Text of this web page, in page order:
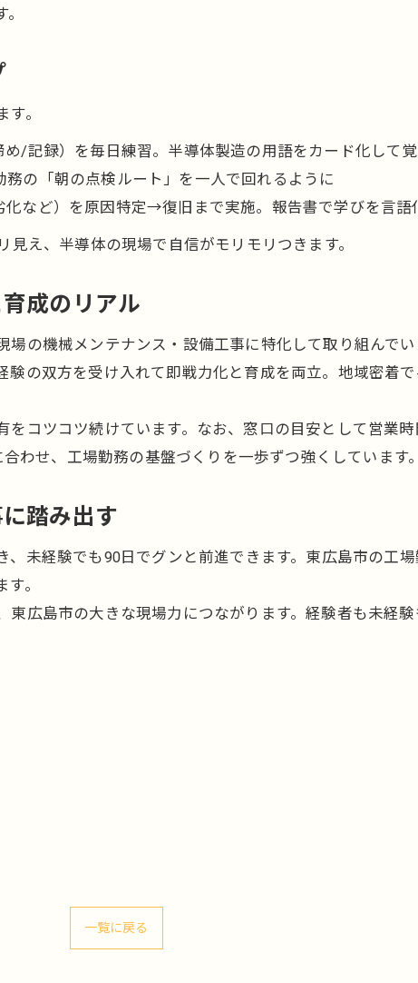
。
/記録）を毎日練習。半導体製造の用語をカード化して
の「朝の点検ルート」を一人で回れるように
など）を原因特定→復旧まで実施。報告書で学びを言語
え、半導体の現場で自信がモリモリつきます。
成のリアル
場の機械メンテナンス・設備工事に特化して取り組んで
の双方を受け入れて即戦力化と育成を両立。地域密着
コツコツ続けています。なお、窓口の目安として営業時
わせ、工場勤務の基盤づくりを一歩ずつ強くしています。
踏み出す
未経験でも90日でグンと前進できます。東広島市の工
。
広島市の大きな現場力につながります。経験者も未経
一覧に戻る